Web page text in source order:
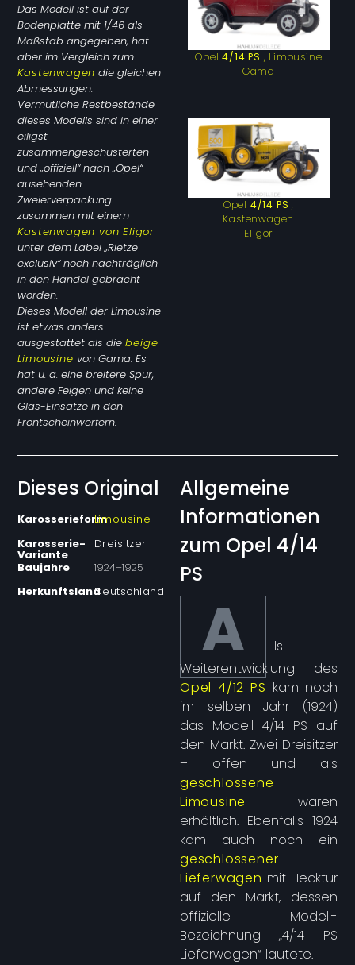
Das Modell ist auf der
Bodenplatte mit 1/46 als
Maßstab angegeben, hat
aber im Vergleich zum
Kastenwagen die gleichen
Abmessungen.
Vermutliche Restbestände
dieses Modells sind in einer
eiligst
zusammengeschusterten
und „offiziell“ nach „Opel“
ausehenden
Zweierverpackung
zusammen mit einem
Kastenwagen von Eligor
unter dem Label „Rietze
exclusiv“ noch nachträglich
in den Handel gebracht
worden.
Dieses Modell der Limousine
ist etwas anders
ausgestattet als diebeige
Limousine von Gama: Es
hat u. a. eine breitere Spur,
andere Felgen und keine
Glas-Einsätze in den
Frontscheinwerfern.
Opel 4/14 PS , Limousine
Gama
Opel 4/14 PS,
Kastenwagen
Eligor
Dieses Original
KarosserieformLimousine
Karosserie-
Variante
Dreisitzer
Baujahre
1924–1925
HerkunftslandDeutschland
Allgemeine
Informationen
zum Opel 4/14
PS
A
ls
Weiterentwicklung des
Opel 4/12 PS kam noch
im selben Jahr (1924)
das Modell 4/14 PS auf
den Markt. Zwei Dreisitzer
– offen und als
geschlossene
Limousine – waren
erhältlich. Ebenfalls 1924
kam auch noch ein
geschlossener
Lieferwagen mit Hecktür
auf den Markt, dessen
offizielle Modell-
Bezeichnung „4/14 PS
Lieferwagen“ lautete.